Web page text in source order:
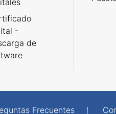
-
de
Frecuentes